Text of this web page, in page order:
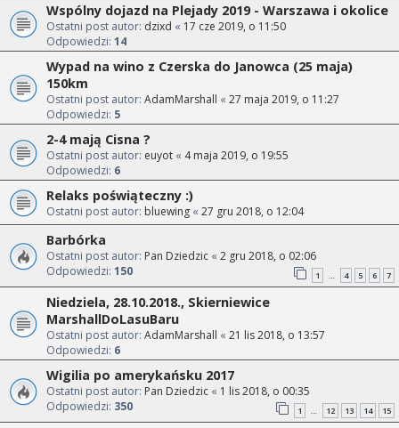
Wspólny dojazd na Plejady 2019 - Warszawa i okolice
Ostatni post autor: dzixd « 17 cze 2019, o 11:50
Odpowiedzi: 14
Wypad na wino z Czerska do Janowca (25 maja)
150km
Ostatni post autor: AdamMarshall « 27 maja 2019, o 11:27
Odpowiedzi: 5
2-4 mają Cisna ?
Ostatni post autor: euyot « 4 maja 2019, o 19:55
Odpowiedzi: 6
Relaks poświąteczny :)
Ostatni post autor: bluewing « 27 gru 2018, o 12:04
Barbórka
Ostatni post autor: Pan Dziedzic « 2 gru 2018, o 02:06
Odpowiedzi: 150 1 … 4 5 6 7
Niedziela, 28.10.2018., Skierniewice
MarshallDoLasuBaru
Ostatni post autor: AdamMarshall « 21 lis 2018, o 13:57
Odpowiedzi: 6
Wigilia po amerykańsku 2017
Ostatni post autor: Pan Dziedzic « 1 lis 2018, o 00:35
Odpowiedzi: 350 1 … 12 13 14 15